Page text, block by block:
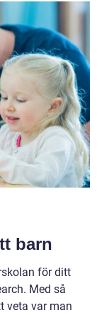
barn
för ditt
Med så
veta var man